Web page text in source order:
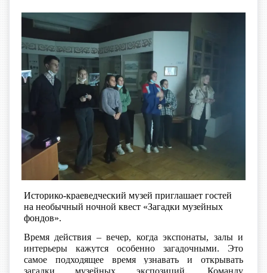
Историко-краеведческий музей приглашает гостей
на необычный ночной квест «Загадки музейных
фондов».
Время действия – вечер, когда экспонаты, залы и
интерьеры кажутся особенно загадочными. Это
самое подходящее время узнавать и открывать